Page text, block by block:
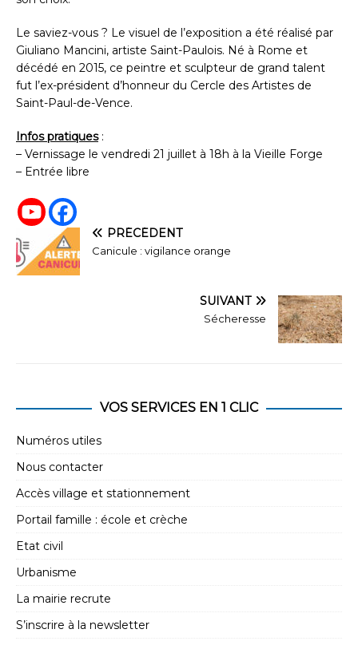
Le saviez-vous ? Le visuel de l’exposition a été réalisé par
Giuliano Mancini, artiste Saint-Paulois. Né à Rome et
décédé en 2015, ce peintre et sculpteur de grand talent
fut l’ex-président d’honneur du Cercle des Artistes de
Saint-Paul-de-Vence.
Infos pratiques:
– Vernissage le vendredi 21 juillet à 18h à la Vieille Forge
– Entrée libre
PRÉCÉDENT
Canicule : vigilance orange
SUIVANT
Sécheresse
VOS SERVICES EN 1 CLIC
Numéros utiles
Nous contacter
Accès village et stationnement
Portail famille : école et crèche
Etat civil
Urbanisme
La mairie recrute
S’inscrire à la newsletter